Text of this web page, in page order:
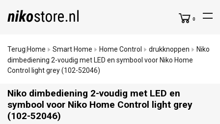
0
Terug Home Smart Home Home Control drukknoppen
Niko
dimbediening 2-voudig met LED en symbool voor Niko Home
Control light grey (102-52046)
Niko dimbediening 2-voudig met LED en
symbool voor Niko Home Control light grey
(102-52046)